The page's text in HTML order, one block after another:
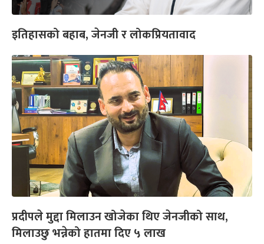
इतिहासको बहाब, जेनजी र लोकप्रियतावाद
प्रदीपले मुद्दा मिलाउन खोजेका थिए जेनजीको साथ,
मिलाउछु भन्नेको हातमा दिए ५ लाख